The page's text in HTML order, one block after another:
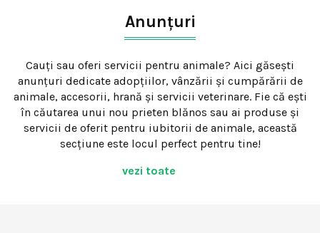
Anunțuri
Cauți sau oferi servicii pentru animale? Aici găsești
anunțuri dedicate adopțiilor, vânzării și cumpărării de
animale, accesorii, hrană și servicii veterinare. Fie că ești
în căutarea unui nou prieten blănos sau ai produse și
servicii de oferit pentru iubitorii de animale, această
secțiune este locul perfect pentru tine!
vezi toate